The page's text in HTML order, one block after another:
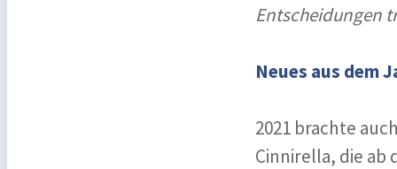
Entscheidungen
Neues aus dem
2021 brachte
Cinnirella, die ab